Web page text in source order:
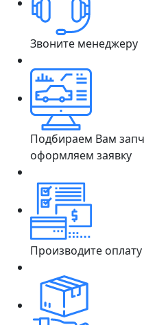
Звоните менеджеру
Подбираем Вам
оформляем заявку
Производите